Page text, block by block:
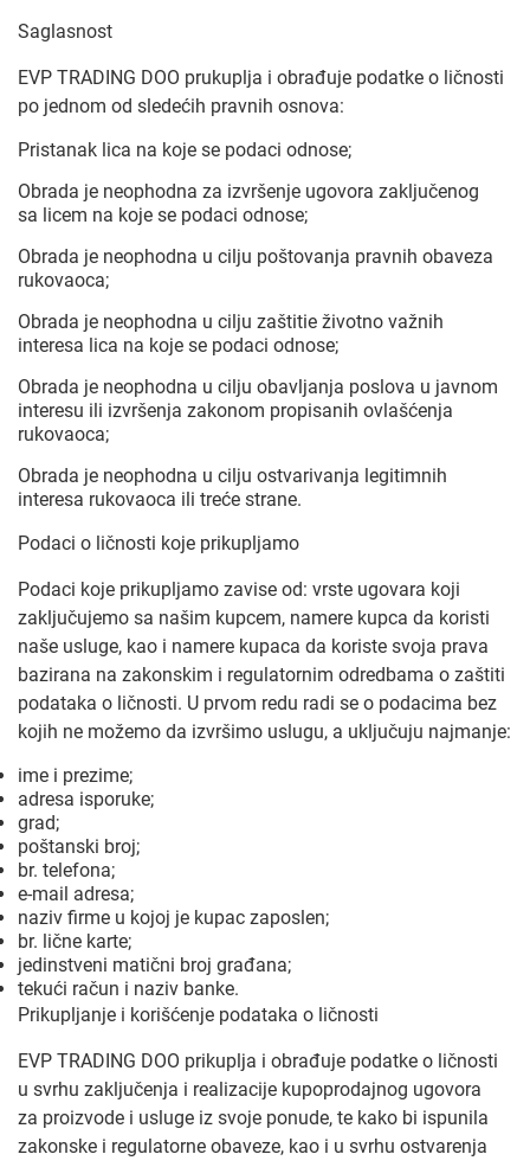
Saglasnost
EVP TRADING DOO prukuplja i obrađuje podatke o ličnosti
po jednom od sledećih pravnih osnova:
Pristanak lica na koje se podaci odnose;
Obrada je neophodna za izvršenje ugovora zaključenog
sa licem na koje se podaci odnose;
Obrada je neophodna u cilju poštovanja pravnih obaveza
rukovaoca;
Obrada je neophodna u cilju zaštitie životno važnih
interesa lica na koje se podaci odnose;
Obrada je neophodna u cilju obavljanja poslova u javnom
interesu ili izvršenja zakonom propisanih ovlašćenja
rukovaoca;
Obrada je neophodna u cilju ostvarivanja legitimnih
interesa rukovaoca ili treće strane.
Podaci o ličnosti koje prikupljamo
Podaci koje prikupljamo zavise od: vrste ugovara koji
zaključujemo sa našim kupcem, namere kupca da koristi
naše usluge, kao i namere kupaca da koriste svoja prava
bazirana na zakonskim i regulatornim odredbama o zaštiti
podataka o ličnosti. U prvom redu radi se o podacima bez
kojih ne možemo da izvršimo uslugu, a uključuju najmanje:
ime i prezime;
adresa isporuke;
grad;
poštanski broj;
br. telefona;
e-mail adresa;
naziv firme u kojoj je kupac zaposlen;
br. lične karte;
jedinstveni matični broj građana;
tekući račun i naziv banke.
Prikupljanje i korišćenje podataka o ličnosti
EVP TRADING DOO prikuplja i obrađuje podatke o ličnosti
u svrhu zaključenja i realizacije kupoprodajnog ugovora
za proizvode i usluge iz svoje ponude, te kako bi ispunila
zakonske i regulatorne obaveze, kao i u svrhu ostvarenja